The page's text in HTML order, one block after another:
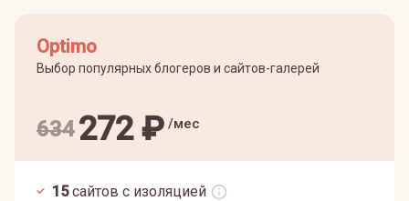
Optimo
Выбор популярных блогеров и сайтов-галерей
634272₽ /мес
15 сайтов с изоляцией